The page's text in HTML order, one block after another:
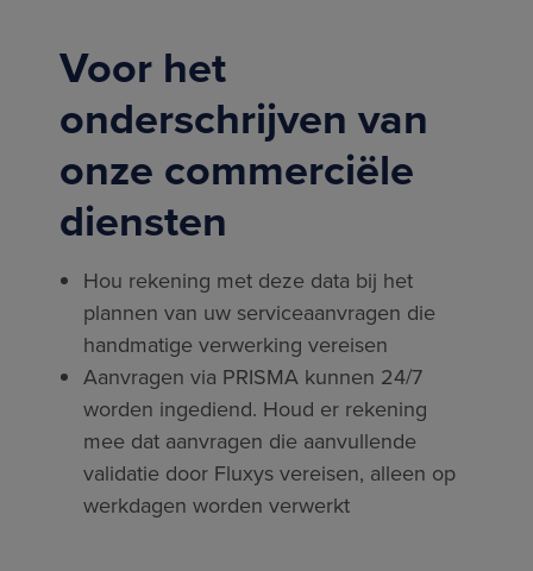
Voor het
onderschrijven van
onze commerciële
diensten
Hou rekening met deze data bij het
plannen van uw serviceaanvragen die
handmatige verwerking vereisen
Aanvragen via PRISMA kunnen 24/7
worden ingediend. Houd er rekening
mee dat aanvragen die aanvullende
validatie door Fluxys vereisen, alleen op
werkdagen worden verwerkt